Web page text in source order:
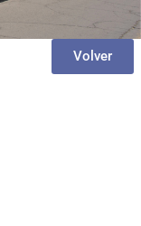
Volver